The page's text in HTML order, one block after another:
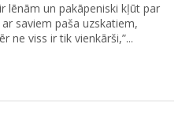
lēnām un pakāpeniski kļūt par
saviem paša uzskatiem,
ne viss ir tik vienkārši,”...